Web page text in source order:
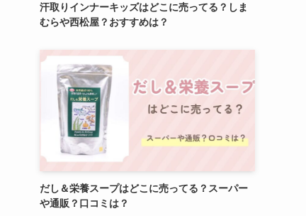
汗取りインナーキッズはどこに売ってる？しま
むらや西松屋？おすすめは？
だし＆栄養スープはどこに売ってる？スーパー
や通販？口コミは？